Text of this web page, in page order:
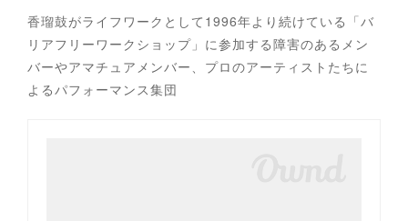
香瑠鼓がライフワークとして1996年より続けている「バ
リアフリーワークショップ」に参加する障害のあるメン
バーやアマチュアメンバー、プロのアーティストたちに
よるパフォーマンス集団